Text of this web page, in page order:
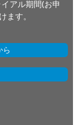
アル期間(お申
ます。
ら